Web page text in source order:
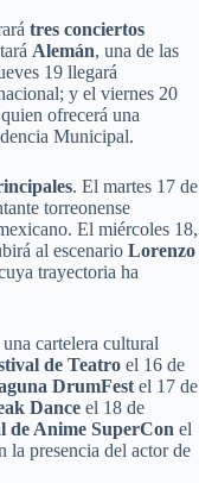
tres conciertos
Alemán, una de las
19 llegará
y el viernes 20
ofrecerá una
Municipal.
. El martes 17 de
torreonense
El miércoles 18,
al escenario Lorenzo
trayectoria ha
cartelera cultural
de Teatro el 16 de
DrumFest el 17 de
Dance el 18 de
de Anime SuperCon el
la presencia del actor de